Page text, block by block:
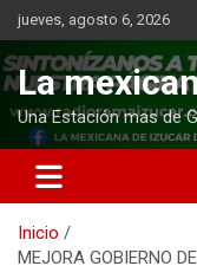
Saltar
al
contenido
jueves, agosto 6, 2026
La
Una Estación mas de
Inicio
MEJORA GOBIERNO